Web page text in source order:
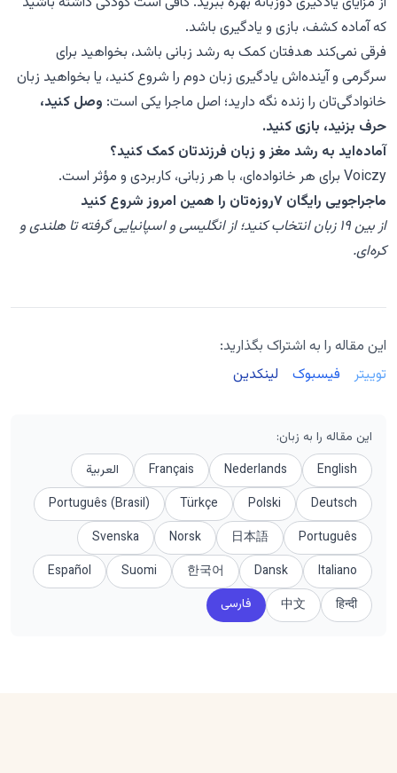
که آماده کشف، بازی و یادگیری باشد.
فرقی نمی‌کند هدفتان کمک به رشد زبانی باشد، بخواهید برای
سرگرمی و آینده‌اش یادگیری زبان دوم را شروع کنید، یا بخواهید زبان
خانوادگی‌تان را زنده نگه دارید؛ اصل ماجرا یکی است: وصل کنید،
حرف بزنید، بازی کنید.
آماده‌اید به رشد مغز و زبان فرزندتان کمک کنید؟
Voiczy برای هر خانواده‌ای، با هر زبانی، کاربردی و مؤثر است.
ماجراجویی رایگان ۷روزه‌تان را همین امروز شروع کنید
از بین ۱۹ زبان انتخاب کنید؛ از انگلیسی و اسپانیایی گرفته تا هلندی و
کره‌ای.
این مقاله را به اشتراک بگذارید:
توییتر
فیسبوک لینکدین
این مقاله را به زبان:
English
Nederlands
Français
العربية
Deutsch
Polski
Türkçe
Português (Brasil)
Português
日本語
Norsk
Svenska
Italiano
Dansk
한국어
Suomi
Español
हिन्दी
中文 فارسی